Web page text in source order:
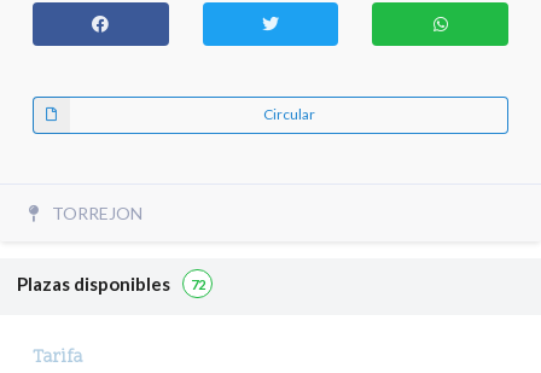
Circular
TORREJON
Plazas disponibles 72
Tarifa